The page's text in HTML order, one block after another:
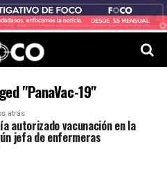
"PanaVac-19"
atrás
autorizado vacunación en la
jefa de enfermeras